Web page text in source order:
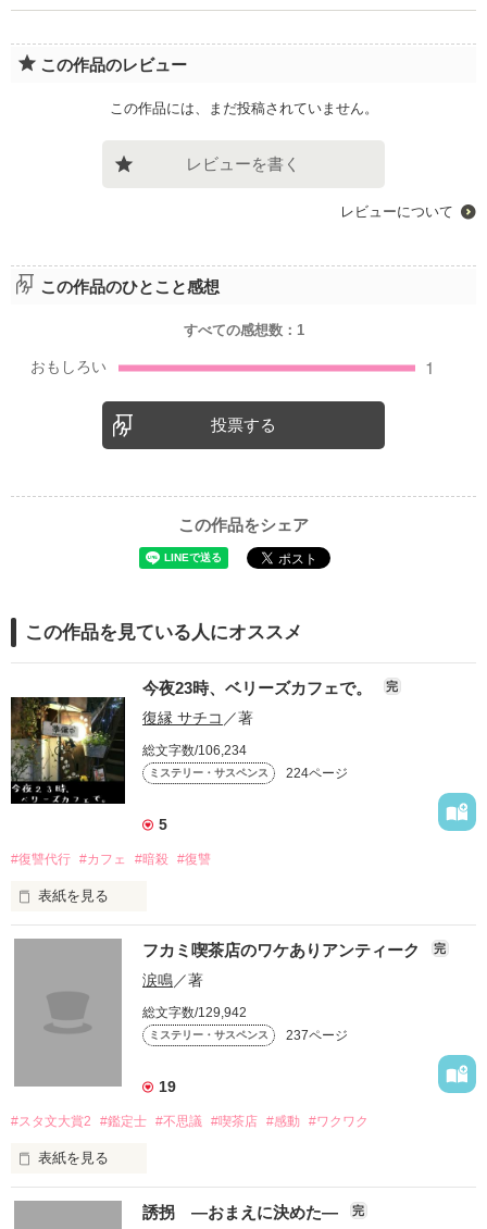
この作品のレビュー
この作品には、まだ投稿されていません。
レビューを書く
レビューについて
この作品のひとこと感想
すべての感想数： 1
投票する
この作品をシェア
この作品を見ている人にオススメ
今夜23時、ベリーズカフェで。 完
復縁 サチコ ／著
総文字数/106,234
ミステリー・サスペンス 224ページ
5
#復讐代行 #カフェ #暗殺 #復讐
表紙を見る
あなたは、殺したいほどの憎しみを
覚えたことはありますか？
怒りが全身を支配したことはありますか？
悲しみの押し寄せに
フカミ喫茶店のワケありアンティーク 完
涙鳴／著
総文字数/129,942
ミステリー・サスペンス 237ページ
19
#スタ文大賞2 #鑑定士 #不思議 #喫茶店 #感動 #ワクワク
表紙を見る
・┈︎┈︎┈︎┈︎┈︎┈︎┈︎┈︎┈︎┈︎┈︎┈︎┈︎┈︎┈︎┈︎┈︎┈︎┈︎┈︎・
誘拐 ―おまえに決めた― 完